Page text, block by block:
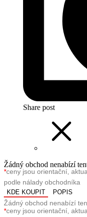
Share post
Žádný obchod nenabízí
*ceny jsou orientační,
podle nálady obchodníka
KDE KOUPIT POPIS
Žádný obchod nenabízí
*ceny jsou orientační,